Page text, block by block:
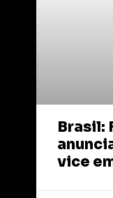
Brasil:
vice